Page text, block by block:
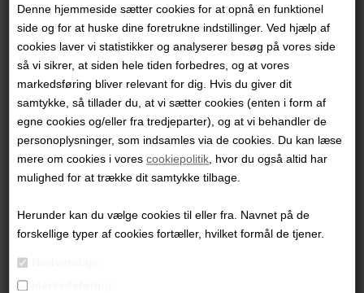
Denne hjemmeside sætter cookies for at opnå en funktionel
side og for at huske dine foretrukne indstillinger. Ved hjælp af
cookies laver vi statistikker og analyserer besøg på vores side
så vi sikrer, at siden hele tiden forbedres, og at vores
markedsføring bliver relevant for dig. Hvis du giver dit
samtykke, så tillader du, at vi sætter cookies (enten i form af
egne cookies og/eller fra tredjeparter), og at vi behandler de
personoplysninger, som indsamles via de cookies. Du kan læse
mere om cookies i vorescookiepolitik , hvor du også altid har
mulighed for at trække dit samtykke tilbage.
Herunder kan du vælge cookies til eller fra. Navnet på de
forskellige typer af cookies fortæller, hvilket formål de tjener.
PRODUKTINFORMATION
Andre værker af kunstneren:
Lisbeth van Deurs Lisbeth van Deurs